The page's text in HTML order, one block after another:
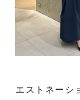
エストネーシ